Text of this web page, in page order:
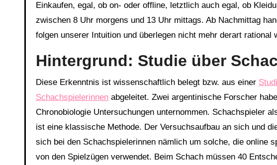
Einkaufen, egal, ob on- oder offline, letztlich auch egal, ob
zwischen 8 Uhr morgens und 13 Uhr mittags. Ab Nachmittag
folgen unserer Intuition und überlegen nicht mehr derart
Hintergrund: Studie über
Diese Erkenntnis ist wissenschaftlich belegt bzw. aus einer
Schachspielerinnen abgeleitet. Zwei argentinische Forscher
Chronobiologie Untersuchungen unternommen. Schachspieler
ist eine klassische Methode. Der Versuchsaufbau an sich und
sich bei den Schachspielerinnen nämlich um solche, die online
von den Spielzügen verwendet. Beim Schach müssen 40